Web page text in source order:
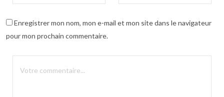
Enregistrer mon nom, mon e-mail et mon site dans le navigateur
pour mon prochain commentaire.